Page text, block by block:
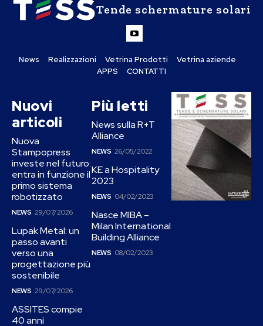
Tende schermature solari
News Realizzazioni Vetrina Prodotti
Vetrina aziende
APPS
CONTATTI
Nuovi
articoli
Nuova
Stampopress
investe nel futuro:
entra in funzione il
primo sistema
robotizzato
NEWS 29/07/2026
Lupak Metal: un
passo avanti
verso una
progettazione più
sostenibile
NEWS 29/07/2026
ASSITES compie
40 anni
Più letti
News sulla R+T
Alliance
NEWS 26/05/2022
KE a Hospitality
2023
NEWS 04/02/2023
Nasce MIBA –
Milan International
Building Alliance
NEWS 08/02/2023